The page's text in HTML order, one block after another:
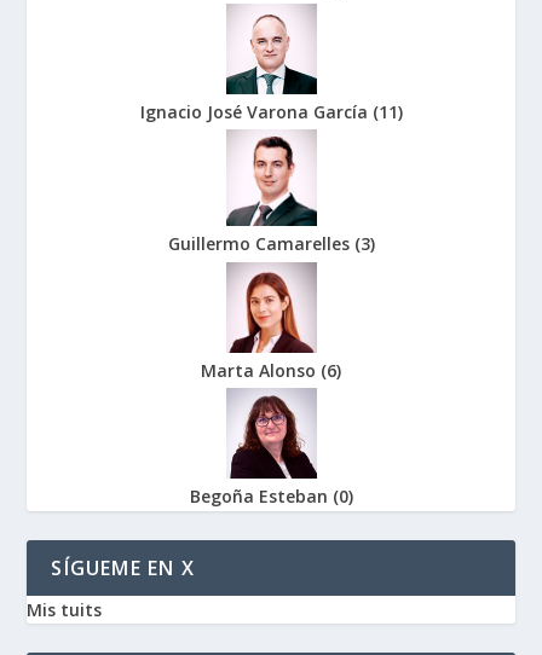
Ignacio José Varona García (11)
Guillermo Camarelles (3)
Marta Alonso (6)
Begoña Esteban (0)
SÍGUEME EN X
Mis tuits